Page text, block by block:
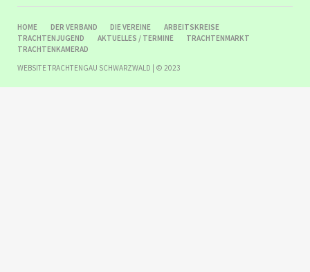
NAVIGATION
ÜBERSPRINGEN
HOME DER VERBAND DIE VEREINE
ARBEITSKREISE
TRACHTENJUGEND
AKTUELLES / TERMINE
TRACHTENMARKT
TRACHTENKAMERAD
WEBSITE TRACHTENGAU SCHWARZWALD | © 2023